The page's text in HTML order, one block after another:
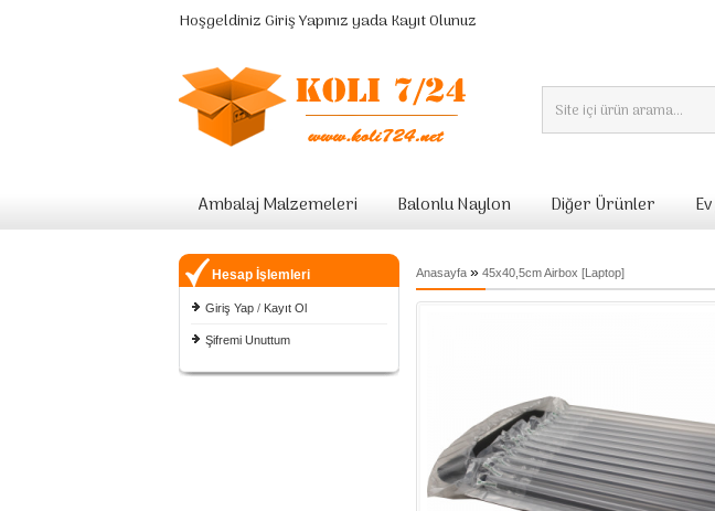
HoşgeldinizGiriş YapınızyadaKayıt Olunuz
Ambalaj Malzemeleri Balonlu Naylon Diğer Ürünler
Hesap İşlemleri
Giriş Yap / Kayıt Ol
Şifremi Unuttum
Anasayfa » 45x40,5cm Airbox [Laptop]